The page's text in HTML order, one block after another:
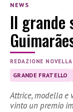
NEWS
Il grande
REDAZIONE
GRANDE FRATELLO
Attrice, modella e
vinto un premio